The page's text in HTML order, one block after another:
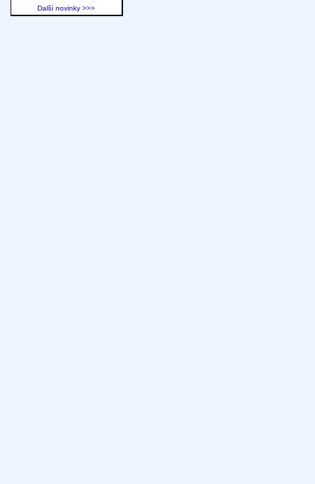
Další novinky >>>